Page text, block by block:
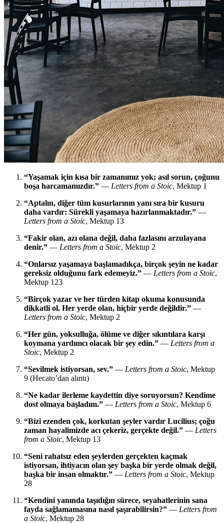
“Yaşamak için kısa bir zamanımız yok; asıl sorun, çoğunu
boşa harcamamızdır.” — Letters from a Stoic, Mektup 1
“Aptalın, diğer tüm kusurlarının yanı sıra bir kusuru
daha vardır: Sürekli yaşamaya hazırlanmaktadır.” —
Letters from a Stoic, Mektup 13
“Fakir olan, azı olana değil, daha fazlasını arzulayana
denir.” — Letters from a Stoic, Mektup 2
“Onlarsız yaşamaya başlamadıkça, birçok şeyin ne kadar
gereksiz olduğunu fark edemeyiz.” — Letters from a Stoic,
Mektup 123
“Birçok yazar ve her türden kitap okuma konusunda
dikkatli ol. Her yerde olan, hiçbir yerde değildir.” —
Letters from a Stoic, Mektup 2
“Her gün, yoksulluğa, ölüme ve diğer sıkıntılara karşı
koymana yardımcı olacak bir şey edin.” — Letters from a
Stoic, Mektup 2
“Sevilmek istiyorsan, sev.” — Letters from a Stoic, Mektup
9 (Hecato’dan alıntı)
“Ne kadar ilerleme kaydettin diye soruyorsun? Kendime
dost olmaya başladım.” — Letters from a Stoic, Mektup 6
“Bizi ezenden çok, korkutan şeyler vardır Lucilius; çoğu
zaman hayalimizde acı çekeriz, gerçekte değil.” — Letters
from a Stoic, Mektup 13
“Seni rahatsız eden şeylerden gerçekten kaçmak
istiyorsan, ihtiyacın olan şey başka bir yerde olmak değil,
başka bir insan olmaktır.” — Letters from a Stoic, Mektup
28
“Kendini yanında taşıdığın sürece, seyahatlerinin sana
fayda sağlamamasına nasıl şaşırabilirsin?” — Letters from
a Stoic, Mektup 28